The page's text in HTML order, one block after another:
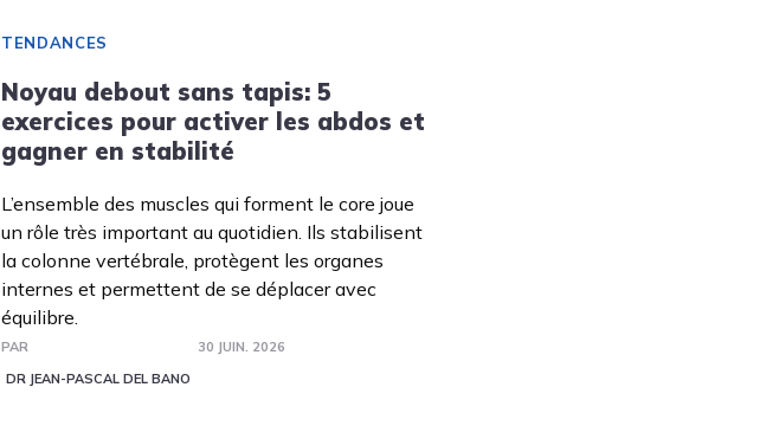
TENDANCES
Noyau debout sans tapis: 5
exercices pour activer les abdos et
gagner en stabilité
L’ensemble des muscles qui forment le core joue
un rôle très important au quotidien. Ils stabilisent
la colonne vertébrale, protègent les organes
internes et permettent de se déplacer avec
équilibre.
PAR
DR JEAN-PASCAL DEL BANO
30 JUIN. 2026